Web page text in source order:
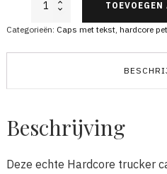
cap
roze
Categorieën: Caps met tekst, hardcore pet
Beschrijving
Deze echte Hardcore trucker